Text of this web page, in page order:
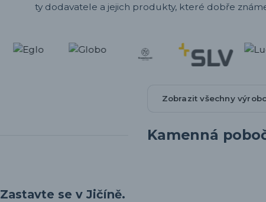
ty dodavatele a jejich produkty, které dobře
Zobrazit všechny
Kamenná
Zastavte se v Jičíně.